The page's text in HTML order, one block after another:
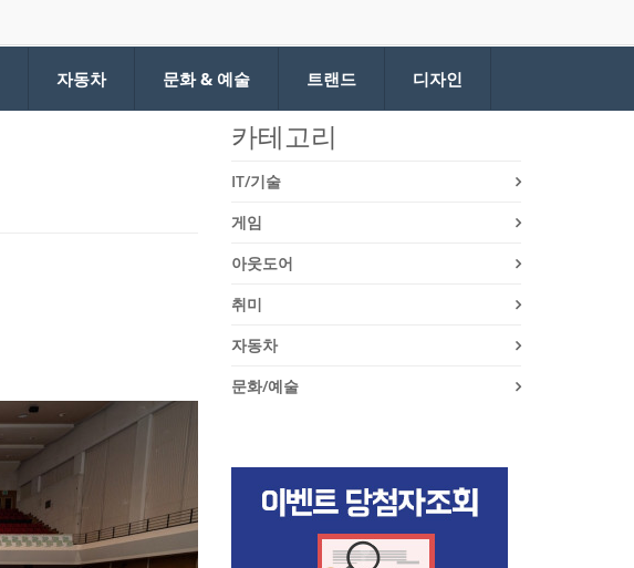
자동차 문화 & 예술 트랜드 디자인
카테고리
IT/기술
게임
아웃도어
취미
자동차
문화/예술